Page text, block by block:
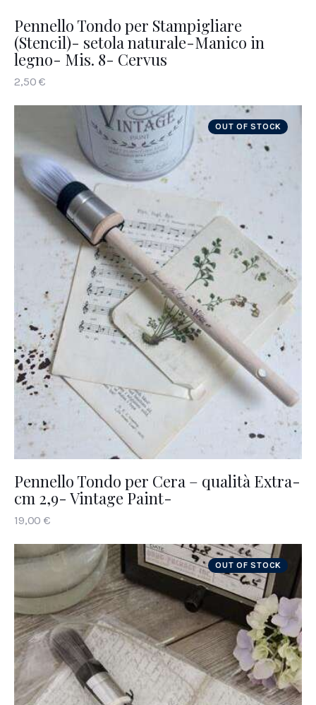
Pennello Tondo per Stampigliare
(Stencil)- setola naturale-Manico in
legno- Mis. 8- Cervus
2,50 €
OUT OF STOCK
Pennello Tondo per Cera – qualità Extra-
cm 2,9- Vintage Paint-
19,00 €
OUT OF STOCK